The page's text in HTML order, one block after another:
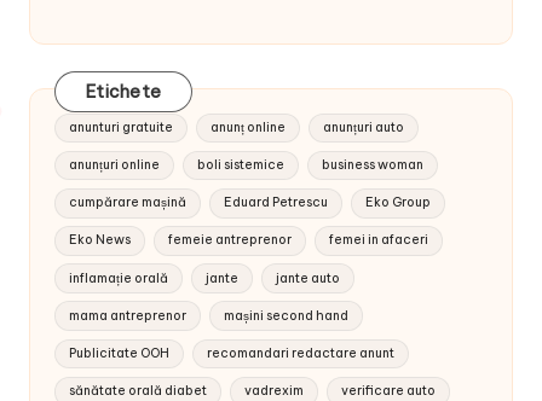
Etichete
anunturi gratuite anunț online anunțuri auto
anunțuri online boli sistemice business woman
cumpărare mașină Eduard Petrescu Eko Group
Eko News femeie antreprenor femei in afaceri
inflamație orală jante jante auto
mama antreprenor mașini second hand
Publicitate OOH recomandari redactare anunt
sănătate orală diabet vadrexim verificare auto